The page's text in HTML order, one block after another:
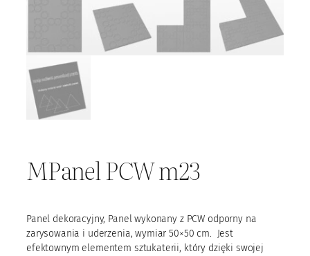
MPanel PCW m23
Panel dekoracyjny, Panel wykonany z PCW odporny na
zarysowania i uderzenia, wymiar 50×50 cm. Jest
efektownym elementem sztukaterii, który dzięki swojej